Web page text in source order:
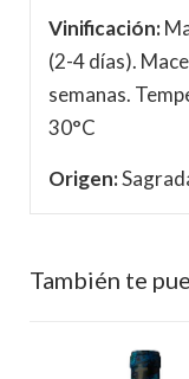
Vinificación:
(2-4 días).
semanas.
30°C
Origen:
También te